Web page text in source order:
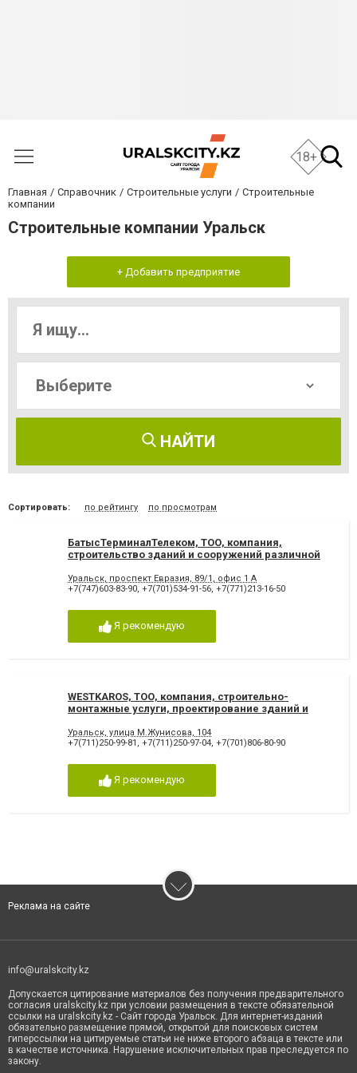
18+
Главная Справочник Строительные услуги
Строительные
компании
Строительные компании Уральск
+ Добавить предприятие
НАЙТИ
Сортировать: по рейтингу по просмотрам
БатысТерминалТелеком, ТОО, компания,
строительство зданий и сооружений различной
Уральск, проспект Евразия, 89/1, офис 1 А
+7(747)603-83-90, +7(701)534-91-56, +7(771)213-16-50
Я рекомендую
WESTKAROS, ТОО, компания, строительно-
монтажные услуги, проектирование зданий и
Уральск, улица М.Жунисова, 104
+7(711)250-99-81 , +7(711)250-97-04, +7(701)806-80-90
Я рекомендую
Реклама на сайте
info@uralskcity.kz
Допускается цитирование материалов без получения предварительного
согласия uralskcity.kz при условии размещения в тексте обязательной
ссылки на uralskcity.kz - Сайт города Уральск. Для интернет-изданий
обязательно размещение прямой, открытой для поисковых систем
гиперссылки на цитируемые статьи не ниже второго абзаца в тексте или
в качестве источника. Нарушение исключительных прав преследуется по
закону.